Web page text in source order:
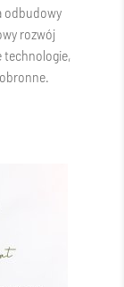
odbudowy
rozwój
technologie,